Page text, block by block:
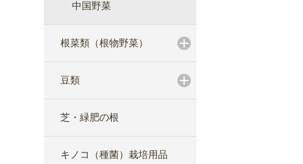
中国野菜
根菜類（根物野菜）
豆類
芝・緑肥の根
キノコ（種菌）栽培用品